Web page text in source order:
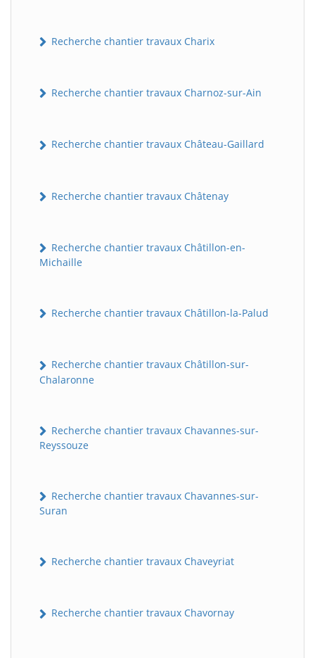
Recherche chantier travaux Charix
Recherche chantier travaux Charnoz-sur-Ain
Recherche chantier travaux Château-Gaillard
Recherche chantier travaux Châtenay
Recherche chantier travaux Châtillon-en-
Michaille
Recherche chantier travaux Châtillon-la-Palud
Recherche chantier travaux Châtillon-sur-
Chalaronne
Recherche chantier travaux Chavannes-sur-
Reyssouze
Recherche chantier travaux Chavannes-sur-
Suran
Recherche chantier travaux Chaveyriat
Recherche chantier travaux Chavornay
B BatiWebPro